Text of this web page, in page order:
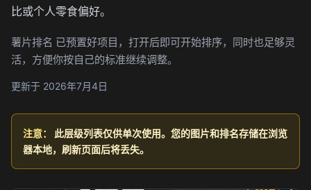
比或个人零食偏好。
薯片排名 已预置好项目，打开后即可开始排序，同时也足够灵
活，方便你按自己的标准继续调整。
更新于 2026年7月4日
注意：
此层级列表仅供单次使用。您的图片和排名存储在浏览
器本地，刷新页面后将丢失。